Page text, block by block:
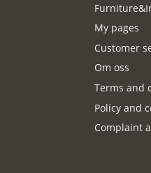
My pages
Customer
Om oss
Terms and
Policy and
Complaint